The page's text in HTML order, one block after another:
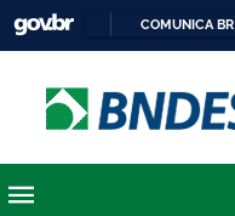
COMUNICA BR